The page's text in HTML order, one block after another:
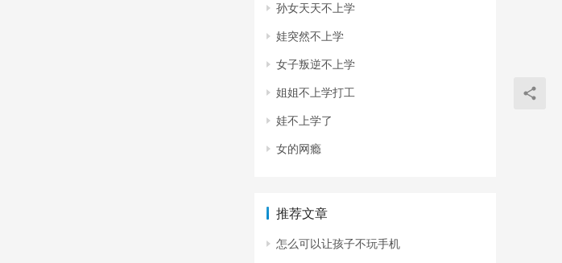
孙女天天不上学
娃突然不上学
女子叛逆不上学
姐姐不上学打工
娃不上学了
女的网瘾
推荐文章
怎么可以让孩子不玩手机